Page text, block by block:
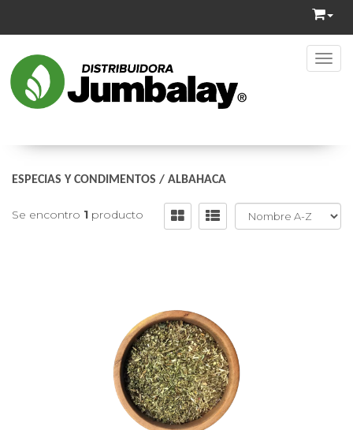
ESPECIAS Y CONDIMENTOS / ALBAHACA
Se encontro 1 producto